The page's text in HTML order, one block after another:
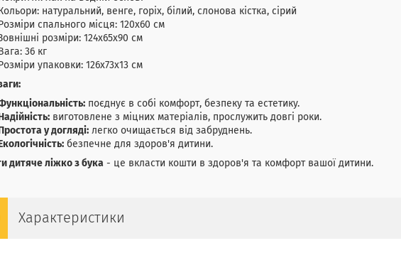
Кольори: натуральний, венге, горіх, білий, слонова кістка, сірий
Розміри спального місця: 120х60 см
розміри: 124х65х90 см
Вага: 36 кг
Розміри упаковки: 126х73х13 см
поєднує в собі комфорт, безпеку та естетику.
Надійність: виготовлене з міцних матеріалів, прослужить довгі роки.
Простота у догляді: легко очищається від забруднень.
Екологічність: безпечне для здоров'я дитини.
дитяче ліжко з бука - це вкласти кошти в здоров'я та комфорт вашої дитини.
Характеристики